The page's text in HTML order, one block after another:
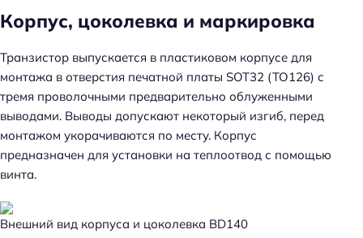
Корпус, цоколевка и маркировка
Транзистор выпускается в пластиковом корпусе для
монтажа в отверстия печатной платы SOT32 (TO126) с
тремя проволочными предварительно облуженными
выводами. Выводы допускают некоторый изгиб, перед
монтажом укорачиваются по месту. Корпус
предназначен для установки на теплоотвод с помощью
винта.
Внешний вид корпуса и цоколевка BD140